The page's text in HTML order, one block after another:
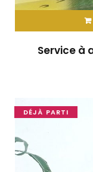
Service à
DÉJÀ PARTI